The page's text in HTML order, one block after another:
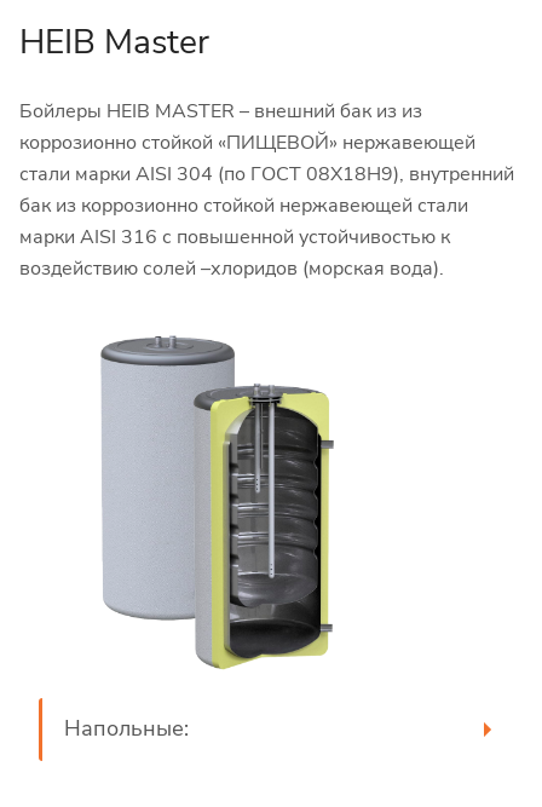
HEIB Master
Бойлеры HEIB MASTER – внешний бак из из
коррозионно стойкой «ПИЩЕВОЙ» нержавеющей
стали марки AISI 304 (по ГОСТ 08Х18Н9), внутренний
бак из коррозионно стойкой нержавеющей стали
марки AISI 316 с повышенной устойчивостью к
воздействию солей –хлоридов (морская вода).
Напольные: